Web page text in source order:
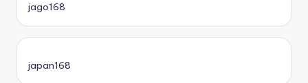
jago168
japan168